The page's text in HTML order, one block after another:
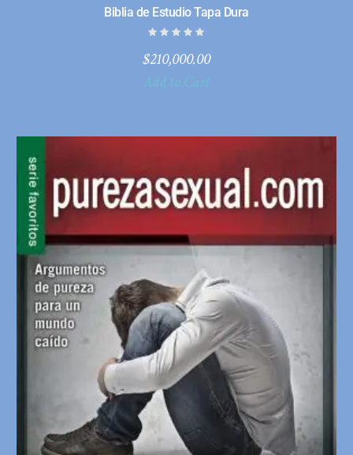
Biblia de Estudio Tapa Dura
$210,000.00
Add to Cart